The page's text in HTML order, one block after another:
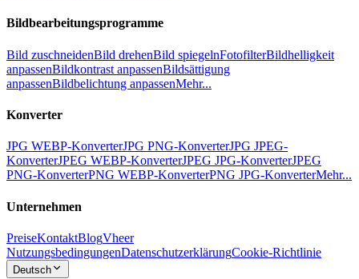
Bildbearbeitungsprogramme
Bild zuschneidenBild drehenBild spiegelnFotofilterBildhelligkeit
anpassenBildkontrast anpassenBildsättigung
anpassenBildbelichtung anpassenMehr...
Konverter
JPG WEBP-KonverterJPG PNG-KonverterJPG JPEG-
KonverterJPEG WEBP-KonverterJPEG JPG-KonverterJPEG
PNG-KonverterPNG WEBP-KonverterPNG JPG-KonverterMehr...
Unternehmen
PreiseKontaktBlogVheer
NutzungsbedingungenDatenschutzerklärungCookie-Richtlinie
Deutsch